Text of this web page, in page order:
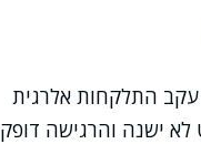
ה-40 קיבלה טיפול קצר עקב התלקחות אלרגית
ישנה והרגישה דופק